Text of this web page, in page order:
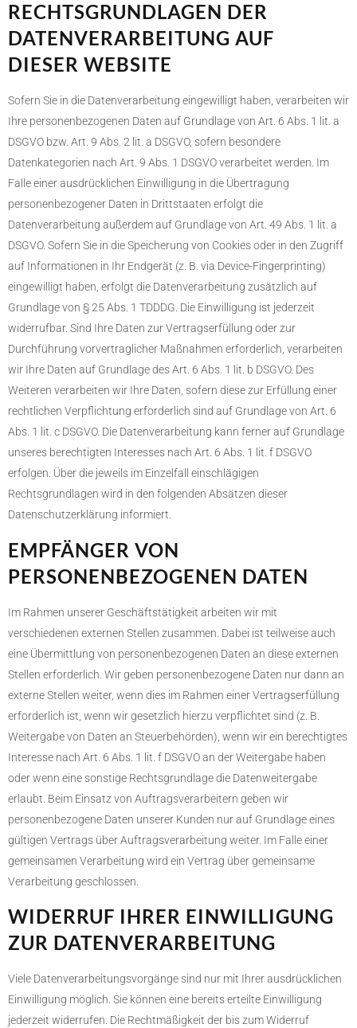
RECHTSGRUNDLAGEN DER
DATENVERARBEITUNG AUF
DIESER WEBSITE
Sofern Sie in die Datenverarbeitung eingewilligt haben, verarbeiten wir
Ihre personenbezogenen Daten auf Grundlage von Art. 6 Abs. 1 lit. a
DSGVO bzw. Art. 9 Abs. 2 lit. a DSGVO, sofern besondere
Datenkategorien nach Art. 9 Abs. 1 DSGVO verarbeitet werden. Im
Falle einer ausdrücklichen Einwilligung in die Übertragung
personenbezogener Daten in Drittstaaten erfolgt die
Datenverarbeitung außerdem auf Grundlage von Art. 49 Abs. 1 lit. a
DSGVO. Sofern Sie in die Speicherung von Cookies oder in den Zugriff
auf Informationen in Ihr Endgerät (z. B. via Device-Fingerprinting)
eingewilligt haben, erfolgt die Datenverarbeitung zusätzlich auf
Grundlage von § 25 Abs. 1 TDDDG. Die Einwilligung ist jederzeit
widerrufbar. Sind Ihre Daten zur Vertragserfüllung oder zur
Durchführung vorvertraglicher Maßnahmen erforderlich, verarbeiten
wir Ihre Daten auf Grundlage des Art. 6 Abs. 1 lit. b DSGVO. Des
Weiteren verarbeiten wir Ihre Daten, sofern diese zur Erfüllung einer
rechtlichen Verpflichtung erforderlich sind auf Grundlage von Art. 6
Abs. 1 lit. c DSGVO. Die Datenverarbeitung kann ferner auf Grundlage
unseres berechtigten Interesses nach Art. 6 Abs. 1 lit. f DSGVO
erfolgen. Über die jeweils im Einzelfall einschlägigen
Rechtsgrundlagen wird in den folgenden Absätzen dieser
Datenschutzerklärung informiert.
EMPFÄNGER VON
PERSONENBEZOGENEN DATEN
Im Rahmen unserer Geschäftstätigkeit arbeiten wir mit
verschiedenen externen Stellen zusammen. Dabei ist teilweise auch
eine Übermittlung von personenbezogenen Daten an diese externen
Stellen erforderlich. Wir geben personenbezogene Daten nur dann an
externe Stellen weiter, wenn dies im Rahmen einer Vertragserfüllung
erforderlich ist, wenn wir gesetzlich hierzu verpflichtet sind (z. B.
Weitergabe von Daten an Steuerbehörden), wenn wir ein berechtigtes
Interesse nach Art. 6 Abs. 1 lit. f DSGVO an der Weitergabe haben
oder wenn eine sonstige Rechtsgrundlage die Datenweitergabe
erlaubt. Beim Einsatz von Auftragsverarbeitern geben wir
personenbezogene Daten unserer Kunden nur auf Grundlage eines
gültigen Vertrags über Auftragsverarbeitung weiter. Im Falle einer
gemeinsamen Verarbeitung wird ein Vertrag über gemeinsame
Verarbeitung geschlossen.
WIDERRUF IHRER EINWILLIGUNG
ZUR DATENVERARBEITUNG
Viele Datenverarbeitungsvorgänge sind nur mit Ihrer ausdrücklichen
Einwilligung möglich. Sie können eine bereits erteilte Einwilligung
jederzeit widerrufen. Die Rechtmäßigkeit der bis zum Widerruf